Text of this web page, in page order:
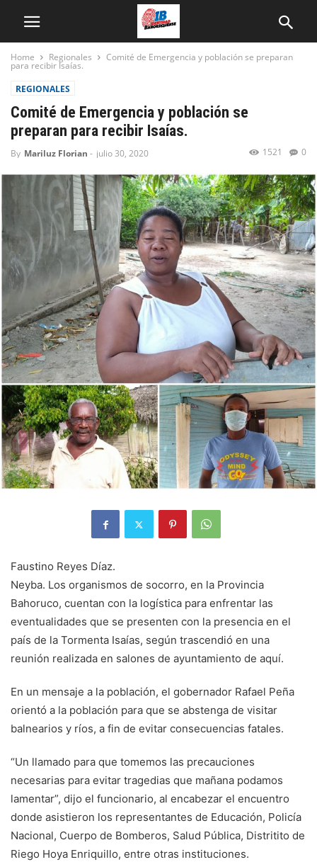
Home Regionales Comité de Emergencia y población se preparan
para recibir Isaías.
REGIONALES
Comité de Emergencia y población se
preparan para recibir Isaías.
By Mariluz Florian - julio 30, 2020 0
1521
Faustino Reyes Díaz.
Neyba. Los organismos de socorro, en la Provincia
Bahoruco, cuentan con la logística para enfrentar las
eventualidades que se presenten con la presencia en el
país de la Tormenta Isaías, según trascendió en una
reunión realizada en salones de ayuntamiento de aquí.
En un mensaje a la población, el gobernador Rafael Peña
orientó a la población para que se abstenga de visitar
balnearios y ríos, a fin de evitar consecuencias fatales.
“Un llamado para que tomemos las precauciones
necesarias para evitar tragedias que mañana podamos
lamentar”, dijo el funcionario, al encabezar el encuentro
donde asistieron los representantes de Educación, Policía
Nacional, Cuerpo de Bomberos, Salud Pública, Distritito de
Riego Hoya Enriquillo, entre otras instituciones.